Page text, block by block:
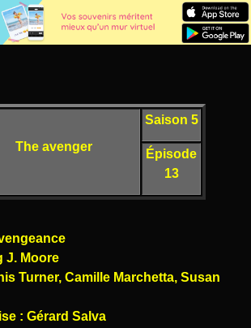
The avenger
Saison 5
Épisode
13
J. Moore
Turner, Camille Marchetta, Susan
: Gérard Salva